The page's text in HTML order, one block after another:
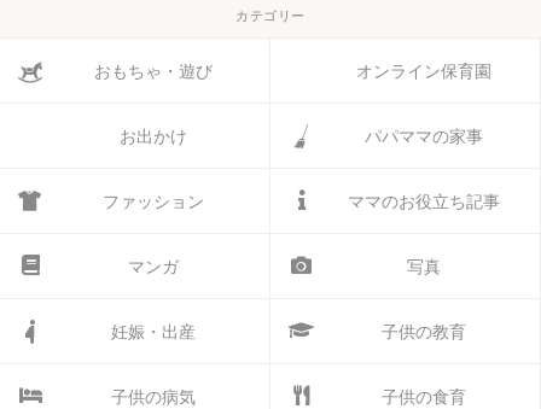
カテゴリー
おもちゃ・遊び オンライン保育園
お出かけ パパママの家事
ファッション ママのお役立ち記事
マンガ 写真
妊娠・出産 子供の教育
子供の病気 子供の食育